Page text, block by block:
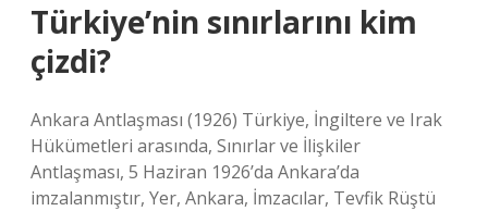
Türkiye’nin sınırlarını kim
çizdi?
Ankara Antlaşması (1926) Türkiye, İngiltere ve Irak
Hükümetleri arasında, Sınırlar ve İlişkiler
Antlaşması, 5 Haziran 1926’da Ankara’da
imzalanmıştır, Yer, Ankara, İmzacılar, Tevfik Rüştü